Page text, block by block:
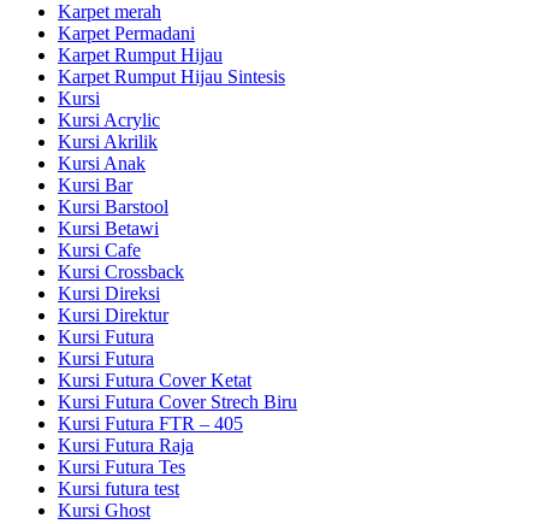
Karpet merah
Karpet Permadani
Karpet Rumput Hijau
Karpet Rumput Hijau Sintesis
Kursi
Kursi Acrylic
Kursi Akrilik
Kursi Anak
Kursi Bar
Kursi Barstool
Kursi Betawi
Kursi Cafe
Kursi Crossback
Kursi Direksi
Kursi Direktur
Kursi Futura
Kursi Futura
Kursi Futura Cover Ketat
Kursi Futura Cover Strech Biru
Kursi Futura FTR – 405
Kursi Futura Raja
Kursi Futura Tes
Kursi futura test
Kursi Ghost